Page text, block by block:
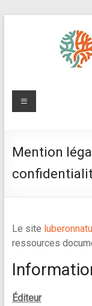
Luberon
l'environnement
du
Menu
Mention
Le site
ressources
Éditeur